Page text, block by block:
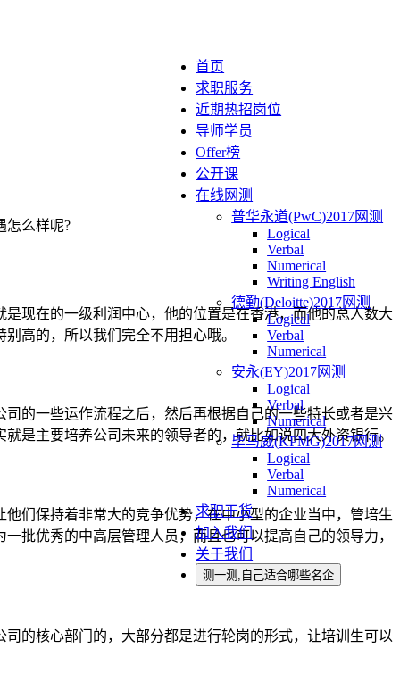
首页
求职服务
近期热招岗位
导师学员
Offer榜
公开课
在线网测
普华永道(PwC)2017网测
Logical
Verbal
Numerical
Writing English
德勤(Deloitte)2017网测
Logical
Verbal
Numerical
安永(EY)2017网测
Logical
Verbal
Numerical
毕马威(KPMG)2017网测
Logical
Verbal
Numerical
求职干货
加入我们
关于我们
测一测,自己适合哪些名企
怎么样呢?
现在的一级利润中心，他的位置是在香港，而他的总人数大
高的，所以我们完全不用担心哦。
的一些运作流程之后，然后再根据自己的一些特长或者是兴
是主要培养公司未来的领导者的，就比如说四大外资银行。
们保持着非常大的竞争优势，在中小型的企业当中，管培生
批优秀的中高层管理人员，而且也可以提高自己的领导力，
的核心部门的，大部分都是进行轮岗的形式，让培训生可以